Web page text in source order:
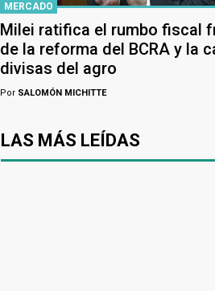
MERCADO
Milei ratifica el rumbo fiscal
de la reforma del BCRA y la
divisas del agro
Por SALOMÓN MICHITTE
LAS MÁS LEÍDAS